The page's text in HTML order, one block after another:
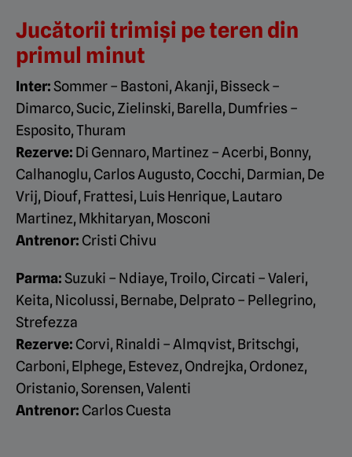
Jucătorii trimiși pe teren din
primul minut
Inter:Sommer – Bastoni, Akanji, Bisseck –
Dimarco, Sucic, Zielinski, Barella, Dumfries –
Esposito, Thuram
Rezerve: Di Gennaro, Martinez – Acerbi, Bonny,
Calhanoglu, Carlos Augusto, Cocchi, Darmian, De
Vrij, Diouf, Frattesi, Luis Henrique, Lautaro
Martinez, Mkhitaryan, Mosconi
Antrenor: Cristi Chivu
Parma:Suzuki – Ndiaye, Troilo, Circati – Valeri,
Keita, Nicolussi, Bernabe, Delprato – Pellegrino,
Strefezza
Rezerve: Corvi, Rinaldi – Almqvist, Britschgi,
Carboni, Elphege, Estevez, Ondrejka, Ordonez,
Oristanio, Sorensen, Valenti
Antrenor: Carlos Cuesta